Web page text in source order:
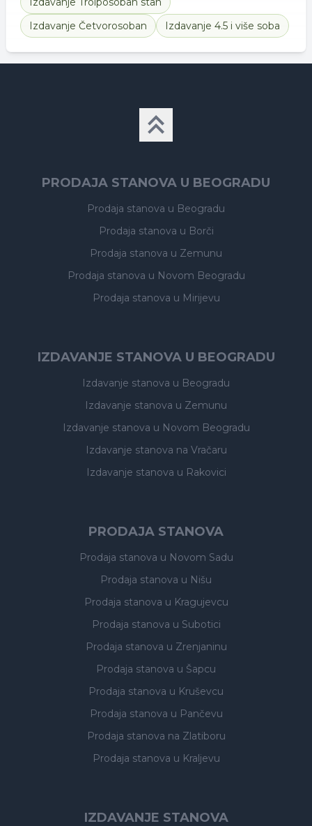
Izdavanje Četvorosoban Izdavanje 4.5 i više soba
PRODAJA STANOVA U BEOGRADU
Prodaja stanova u Beogradu
Prodaja stanova u Borči
Prodaja stanova u Zemunu
Prodaja stanova u Novom Beogradu
Prodaja stanova u Mirijevu
IZDAVANJE STANOVA U BEOGRADU
Izdavanje stanova u Beogradu
Izdavanje stanova u Zemunu
Izdavanje stanova u Novom Beogradu
Izdavanje stanova na Vračaru
Izdavanje stanova u Rakovici
PRODAJA STANOVA
Prodaja stanova u Novom Sadu
Prodaja stanova u Nišu
Prodaja stanova u Kragujevcu
Prodaja stanova u Subotici
Prodaja stanova u Zrenjaninu
Prodaja stanova u Šapcu
Prodaja stanova u Kruševcu
Prodaja stanova u Pančevu
Prodaja stanova na Zlatiboru
Prodaja stanova u Kraljevu
IZDAVANJE STANOVA